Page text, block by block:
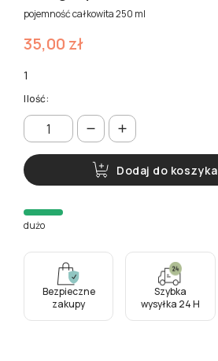
pojemność całkowita 250 ml
35,00 zł
1
Ilość:
Dodaj do koszyka
dużo
Bezpieczne
zakupy
Szybka
wysyłka 24 H